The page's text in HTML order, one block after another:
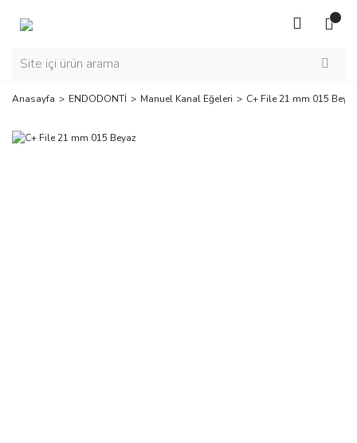
Anasayfa ENDODONTİ Manuel Kanal Eğeleri C+ File 21 mm 015 Beyaz